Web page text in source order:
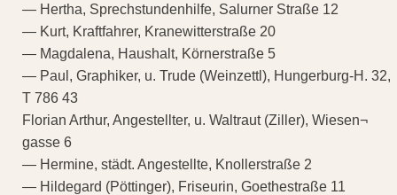
— Hertha, Sprechstundenhilfe, Salurner Straße 12
— Kurt, Kraftfahrer, Kranewitterstraße 20
— Magdalena, Haushalt, Körnerstraße 5
— Paul, Graphiker, u. Trude (Weinzettl), Hungerburg-H. 32,
T 786 43
Florian Arthur, Angestellter, u. Waltraut (Ziller), Wiesen¬
gasse 6
— Hermine, städt. Angestellte, Knollerstraße 2
— Hildegard (Pöttinger), Friseurin, Goethestraße 11